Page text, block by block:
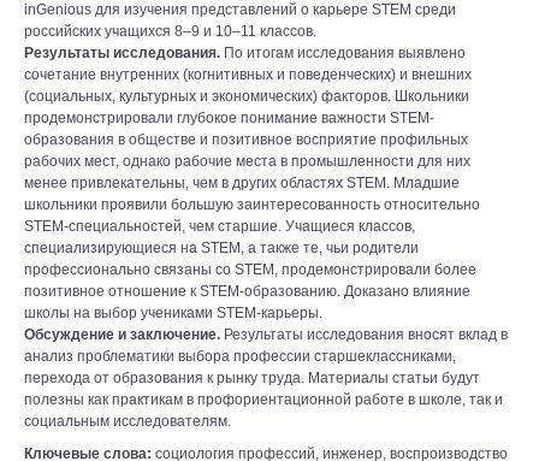
inGenious для изучения представлений о карьере STEM среди
российских учащихся 8–9 и 10–11 классов.
Результаты исследования. По итогам исследования выявлено
сочетание внутренних (когнитивных и поведенческих) и внешних
(социальных, культурных и экономических) факторов. Школьники
продемонстрировали глубокое понимание важности STEM-
образования в обществе и позитивное восприятие профильных
рабочих мест, однако рабочие места в промышленности для них
менее привлекательны, чем в других областях STEM. Младшие
школьники проявили большую заинтересованность относительно
STEM-специальностей, чем старшие. Учащиеся классов,
специализирующиеся на STEM, а также те, чьи родители
профессионально связаны со STEM, продемонстрировали более
позитивное отношение к STEM-образованию. Доказано влияние
школы на выбор учениками STEM-карьеры.
Обсуждение и заключение. Результаты исследования вносят вклад в
анализ проблематики выбора профессии старшеклассниками,
перехода от образования к рынку труда. Материалы статьи будут
полезны как практикам в профориентационной работе в школе, так и
социальным исследователям.
Ключевые слова: социология профессий, инженер, воспроизводство